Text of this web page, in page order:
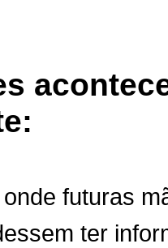
futuras
ter